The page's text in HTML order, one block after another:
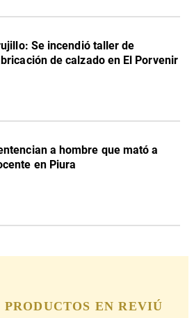
Se incendió taller de
de calzado en El Porvenir
a hombre que mató a
en Piura